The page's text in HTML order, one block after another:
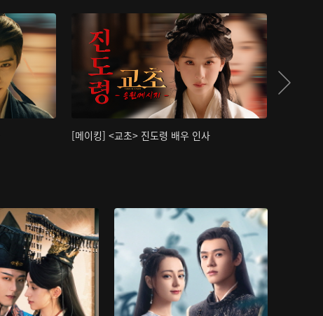
[메이킹] <교초> 진도령 배우 인사